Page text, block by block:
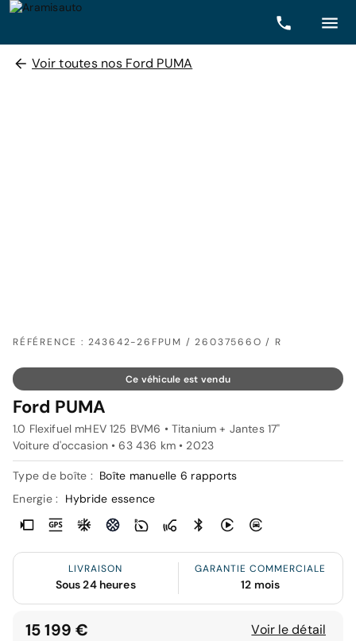
Voir toutes nos Ford PUMA
RÉFÉRENCE : 243642-26FPUM / 26037566O / R
Ce véhicule est vendu
Ford PUMA
1.0 Flexifuel mHEV 125 BVM6 • Titanium + Jantes 17"
Voiture d'occasion • 63 436 km • 2023
Type de boîte : Boîte manuelle 6 rapports
Energie :
Hybride essence
LIVRAISON
Sous 24 heures
GARANTIE COMMERCIALE
12 mois
15 199 € Voir le détail